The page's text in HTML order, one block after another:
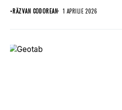
•RĂZVAN CODOREAN 1 APRILIE 2026